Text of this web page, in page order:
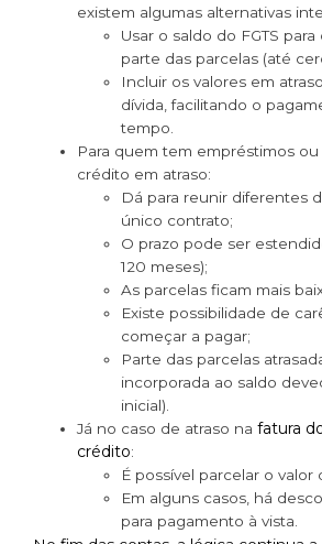
existem algumas alternativas
Usar o saldo do FGTS
parte das parcelas (até
Incluir os valores em
dívida, facilitando o
tempo.
Para quem tem empréstimos
crédito em atraso:
Dá para reunir diferentes
único contrato;
O prazo pode ser
120 meses);
As parcelas ficam mais
Existe possibilidade de
começar a pagar;
Parte das parcelas
incorporada ao saldo
inicial).
Já no caso de atraso na fatura
crédito:
É possível parcelar o valor
Em alguns casos, há
para pagamento à vista.